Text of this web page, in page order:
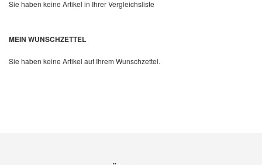
Sie haben keine Artikel in Ihrer Vergleichsliste
MEIN WUNSCHZETTEL
Sie haben keine Artikel auf Ihrem Wunschzettel.